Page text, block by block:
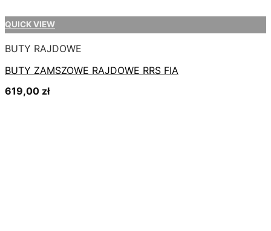
QUICK VIEW
BUTY RAJDOWE
BUTY ZAMSZOWE RAJDOWE RRS FIA
619,00 zł